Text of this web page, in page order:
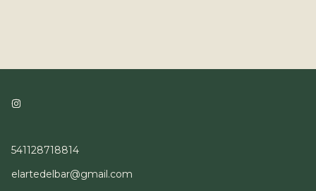
541128718814
elartedelbar@gmail.com